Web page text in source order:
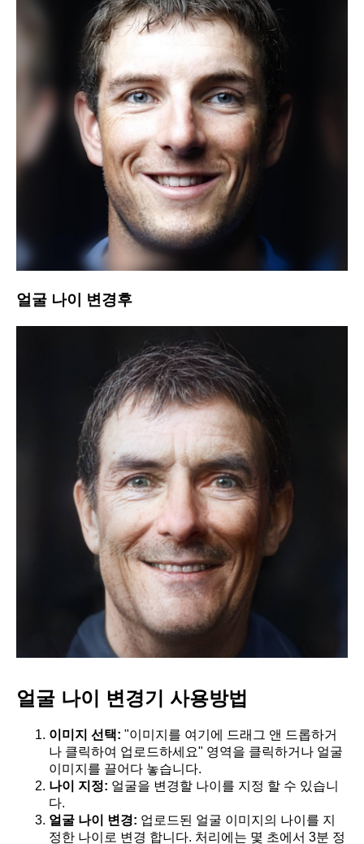
얼굴 나이 변경후
얼굴 나이 변경기 사용방법
이미지 선택: "이미지를 여기에 드래그 앤 드롭하거
나 클릭하여 업로드하세요" 영역을 클릭하거나 얼굴
이미지를 끌어다 놓습니다.
나이 지정: 얼굴을 변경할 나이를 지정 할 수 있습니
다.
얼굴 나이 변경: 업로드된 얼굴 이미지의 나이를 지
정한 나이로 변경 합니다. 처리에는 몇 초에서 3분 정